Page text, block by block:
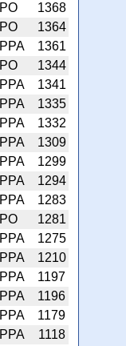
PO
1368
PO
1364
PPA
1361
PO
1344
PPA
1341
PPA
1335
PPA
1332
PPA
1309
PPA
1299
PPA
1294
PPA
1283
PO
1281
PPA
1275
PPA
1210
PPA
1197
PPA
1196
PPA
1179
PPA
1118